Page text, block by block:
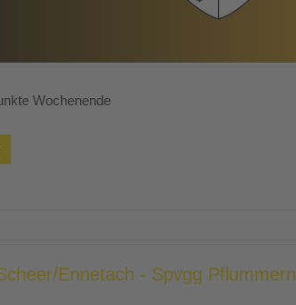
Wochenende
Ennetach - Spvgg Pflummern